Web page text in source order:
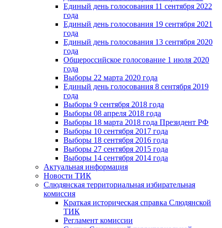
Единый день голосования 11 сентября 2022
года
Единый день голосования 19 сентября 2021
года
Единый день голосования 13 сентября 2020
года
Общероссийское голосование 1 июля 2020
года
Выборы 22 марта 2020 года
Единый день голосования 8 сентября 2019
года
Выборы 9 сентября 2018 года
Выборы 08 апреля 2018 года
Выборы 18 марта 2018 года Президент РФ
Выборы 10 сентября 2017 года
Выборы 18 сентября 2016 года
Выборы 27 сентября 2015 года
Выборы 14 сентября 2014 года
Актуальная информация
Новости ТИК
Слюдянская территориальная избирательная
комиссия
Краткая историческая справка Слюдянской
ТИК
Регламент комиссии